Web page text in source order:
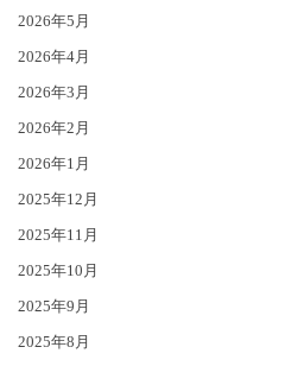
2026年5月
2026年4月
2026年3月
2026年2月
2026年1月
2025年12月
2025年11月
2025年10月
2025年9月
2025年8月